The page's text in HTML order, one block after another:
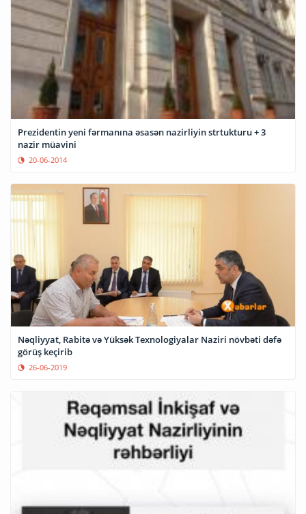
Prezidentin yeni fərmanına əsasən nazirliyin strtukturu + 3
nazir müavini
20-06-2014
Nəqliyyat, Rabitə və Yüksək Texnologiyalar Naziri növbəti dəfə
görüş keçirib
26-06-2019